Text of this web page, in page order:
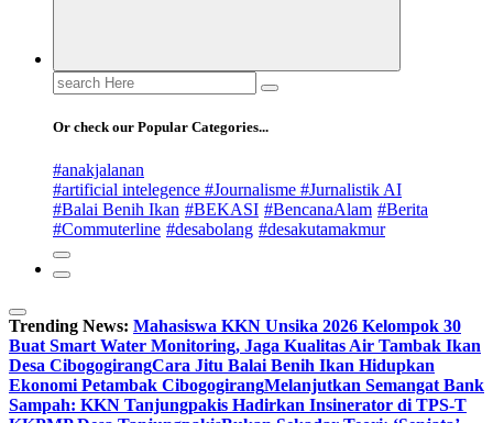
Search
for:
Or check our Popular Categories...
#anakjalanan
#artificial intelegence #Journalisme #Jurnalistik AI
#Balai Benih Ikan #BEKASI #BencanaAlam #Berita
#Commuterline #desabolang #desakutamakmur
Trending News: Mahasiswa KKN Unsika 2026 Kelompok 30
Buat Smart Water Monitoring, Jaga Kualitas Air Tambak Ikan
Desa CibogogirangCara Jitu Balai Benih Ikan Hidupkan
Ekonomi Petambak CibogogirangMelanjutkan Semangat Bank
Sampah: KKN Tanjungpakis Hadirkan Insinerator di TPS-T